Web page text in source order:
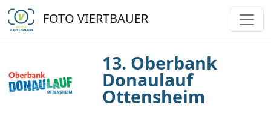
FOTO VIERTBAUER
13. Oberbank
Donaulauf
Ottensheim